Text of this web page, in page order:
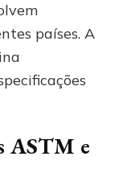
países. A
ASTM e